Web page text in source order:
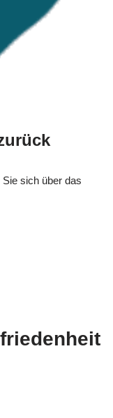
sich über das